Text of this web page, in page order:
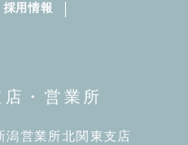
採用情報
・営業所
潟営業所北関東支店